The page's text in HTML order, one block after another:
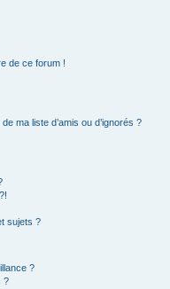
de ce forum !
ma liste d’amis ou d’ignorés ?
sujets ?
?
?